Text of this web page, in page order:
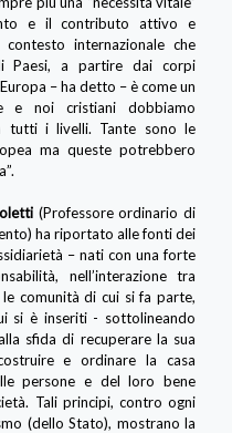
e il contributo attivo e
internazionale che
Paesi, a partire dai corpi
– ha detto – è come un
e noi cristiani dobbiamo
tutti i livelli. Tante sono le
ma queste potrebbero
(Professore ordinario di
ha riportato alle fonti dei
– nati con una forte
nell’interazione tra
comunità di cui si fa parte,
si è inseriti - sottolineando
sfida di recuperare la sua
e ordinare la casa
persone e del loro bene
Tali principi, contro ogni
(dello Stato), mostrano la